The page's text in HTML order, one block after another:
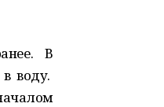
В
воду.